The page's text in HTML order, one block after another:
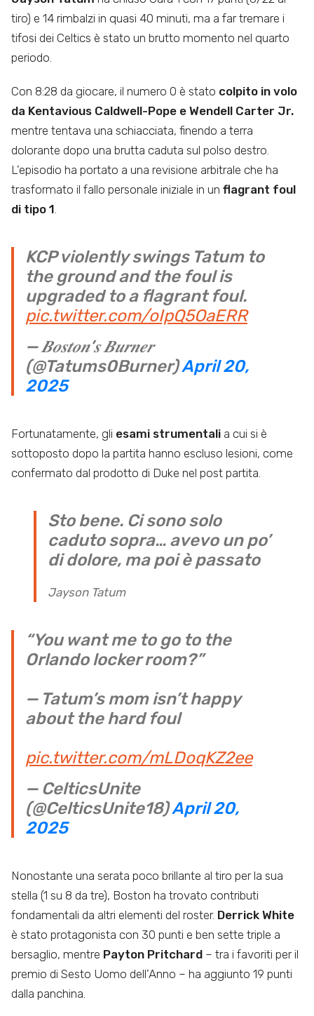
tiro) e 14 rimbalzi in quasi 40 minuti, ma a far tremare i
tifosi dei Celtics è stato un brutto momento nel quarto
periodo.
Con 8:28 da giocare, il numero 0 è stato colpito in volo
da Kentavious Caldwell-Pope e Wendell Carter Jr.
mentre tentava una schiacciata, finendo a terra
dolorante dopo una brutta caduta sul polso destro.
L’episodio ha portato a una revisione arbitrale che ha
trasformato il fallo personale iniziale in un flagrant foul
di tipo 1.
KCP violently swings Tatum to
the ground and the foul is
upgraded to a flagrant foul.
pic.twitter.com/oIpQ5OaERR
— 𝑩𝒐𝒔𝒕𝒐𝒏’𝒔 𝑩𝒖𝒓𝒏𝒆𝒓
(@Tatums0Burner)April 20,
2025
Fortunatamente, gli esami strumentali a cui si è
sottoposto dopo la partita hanno escluso lesioni, come
confermato dal prodotto di Duke nel post partita.
Sto bene. Ci sono solo
caduto sopra… avevo un po’
di dolore, ma poi è passato
Jayson Tatum
“You want me to go to the
Orlando locker room?”
— Tatum’s mom isn’t happy
about the hard foul
pic.twitter.com/mLDoqKZ2ee
— CelticsUnite
(@CelticsUnite18)April 20,
2025
Nonostante una serata poco brillante al tiro per la sua
stella (1 su 8 da tre), Boston ha trovato contributi
fondamentali da altri elementi del roster. Derrick White
è stato protagonista con 30 punti e ben sette triple a
bersaglio, mentre Payton Pritchard – tra i favoriti per il
premio di Sesto Uomo dell’Anno – ha aggiunto 19 punti
dalla panchina.